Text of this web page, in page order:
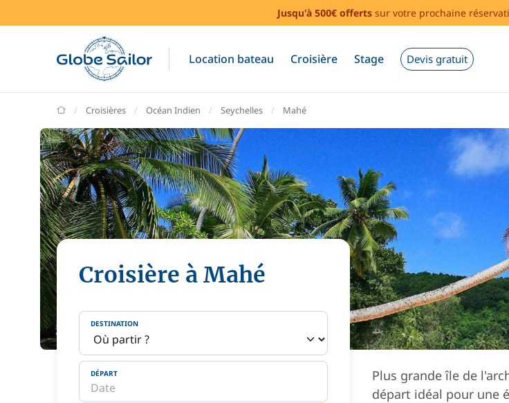
Jusqu'à 500€ offerts sur votre prochaine
Location bateau Croisière Stage Devis gratuit
GlobeSailor
Croisières Océan Indien Seychelles Mahé
Croisière à Mahé
DESTINATION
DÉPART
Plus grande île de
départ idéal pour une